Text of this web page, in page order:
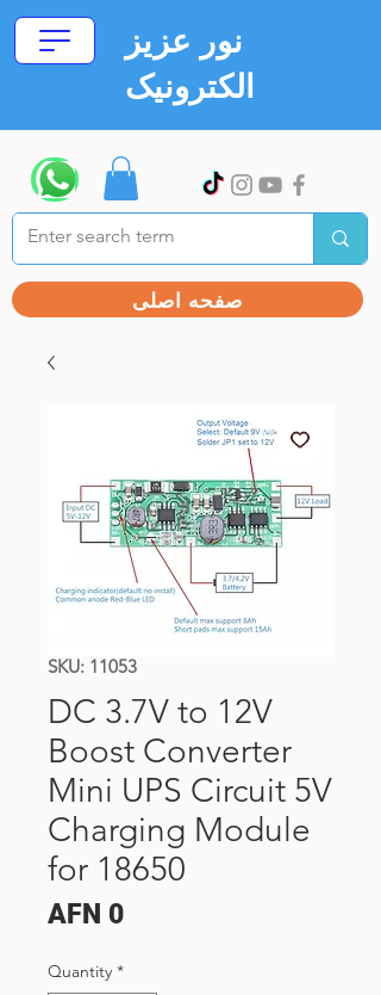
نور عزیز
الکترونیک
صفحه اصلی
SKU: 11053
DC 3.7V to 12V
Boost Converter
Mini UPS Circuit 5V
Charging Module
for 18650
AFN 0Price
Quantity *